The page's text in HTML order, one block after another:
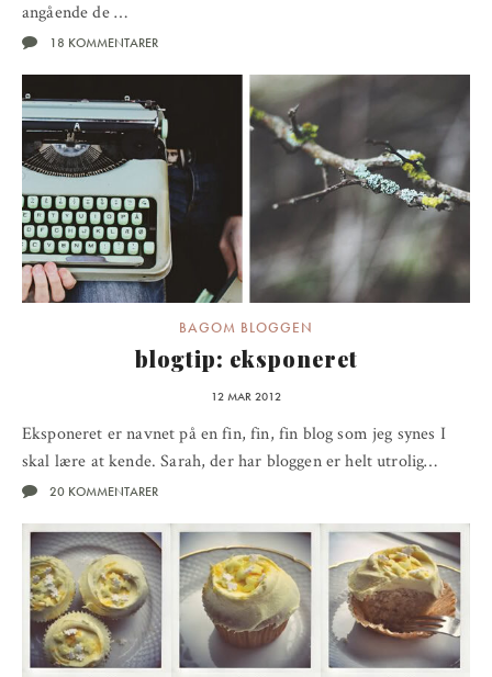
angående de …
18 KOMMENTARER
BAGOM BLOGGEN
blogtip: eksponeret
12 MAR 2012
Eksponeret er navnet på en fin, fin, fin blog som jeg synes I
skal lære at kende. Sarah, der har bloggen er helt utrolig…
20 KOMMENTARER